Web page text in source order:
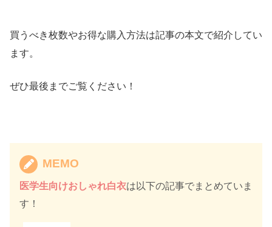
買うべき枚数やお得な購入方法は記事の本文で紹介してい
ます。
ぜひ最後までご覧ください！
MEMO
医学生向けおしゃれ白衣は以下の記事でまとめていま
す！